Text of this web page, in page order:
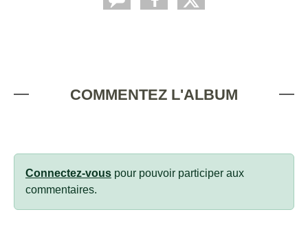
COMMENTEZ L'ALBUM
Connectez-vous pour pouvoir participer aux
commentaires.